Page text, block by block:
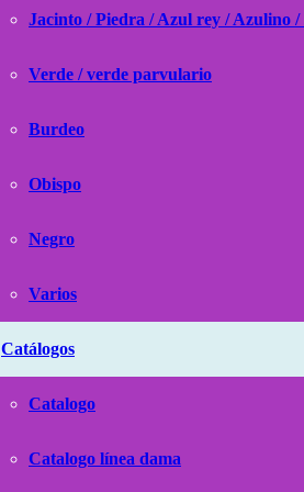
Jacinto / Piedra / Azul rey / Azulino /
Verde / verde parvulario
Burdeo
Obispo
Negro
Varios
Catálogos
Catalogo
Catalogo línea dama